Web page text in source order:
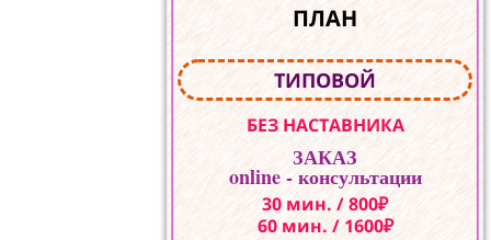
ПЛАН
ТИПОВОЙ
БЕЗ НАСТАВНИКА
ЗАКАЗ
online - консультации
30 мин. / 800₽
60 мин. / 1600₽